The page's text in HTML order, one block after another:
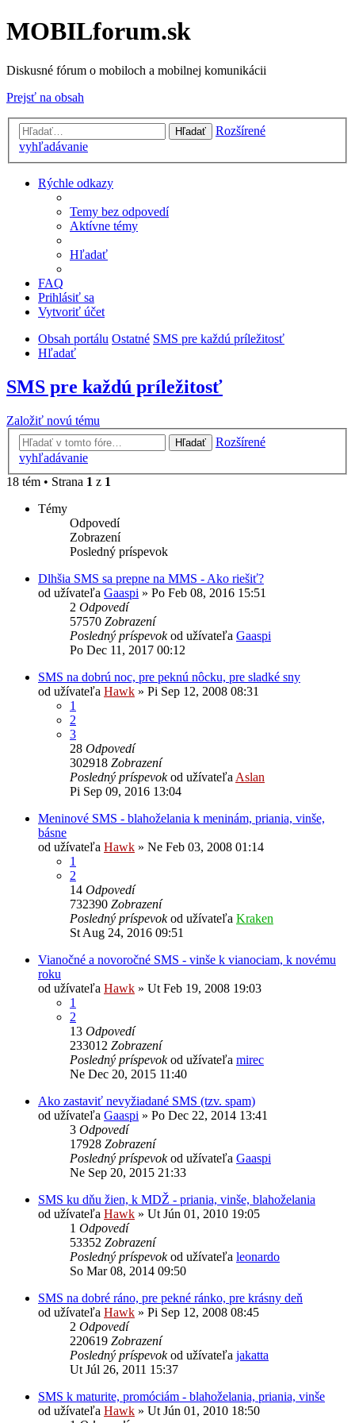
MOBILforum.sk
Diskusné fórum o mobiloch a mobilnej komunikácii
Prejsť na obsah
Hľadať
Rozšírené
vyhľadávanie
Rýchle odkazy
Temy bez odpovedí
Aktívne témy
Hľadať
FAQ
Prihlásiť sa
Vytvoriť účet
Obsah portálu Ostatné SMS pre každú príležitosť
Hľadať
SMS pre každú príležitosť
Založiť novú tému
Hľadať
Rozšírené
vyhľadávanie
18 tém • Strana 1 z 1
Témy
Odpovedí
Zobrazení
Posledný príspevok
Dlhšia SMS sa prepne na MMS - Ako riešiť?
od užívateľa Gaaspi » Po Feb 08, 2016 15:51
2 Odpovedí
57570 Zobrazení
Posledný príspevokod užívateľa Gaaspi
Po Dec 11, 2017 00:12
SMS na dobrú noc, pre peknú nôcku, pre sladké sny
od užívateľa Hawk » Pi Sep 12, 2008 08:31
1
2
3
28 Odpovedí
302918 Zobrazení
Posledný príspevokod užívateľa Aslan
Pi Sep 09, 2016 13:04
Meninové SMS - blahoželania k meninám, priania, vinše,
básne
od užívateľa Hawk » Ne Feb 03, 2008 01:14
1
2
14 Odpovedí
732390 Zobrazení
Posledný príspevokod užívateľa Kraken
St Aug 24, 2016 09:51
Vianočné a novoročné SMS - vinše k vianociam, k novému
roku
od užívateľa Hawk » Ut Feb 19, 2008 19:03
1
2
13 Odpovedí
233012 Zobrazení
Posledný príspevokod užívateľa mirec
Ne Dec 20, 2015 11:40
Ako zastaviť nevyžiadané SMS (tzv. spam)
od užívateľa Gaaspi » Po Dec 22, 2014 13:41
3 Odpovedí
17928 Zobrazení
Posledný príspevokod užívateľa Gaaspi
Ne Sep 20, 2015 21:33
SMS ku dňu žien, k MDŽ - priania, vinše, blahoželania
od užívateľa Hawk » Ut Jún 01, 2010 19:05
1 Odpovedí
53352 Zobrazení
Posledný príspevokod užívateľa leonardo
So Mar 08, 2014 09:50
SMS na dobré ráno, pre pekné ránko, pre krásny deň
od užívateľa Hawk » Pi Sep 12, 2008 08:45
2 Odpovedí
220619 Zobrazení
Posledný príspevokod užívateľa jakatta
Ut Júl 26, 2011 15:37
SMS k maturite, promóciám - blahoželania, priania, vinše
od užívateľa Hawk » Ut Jún 01, 2010 18:50